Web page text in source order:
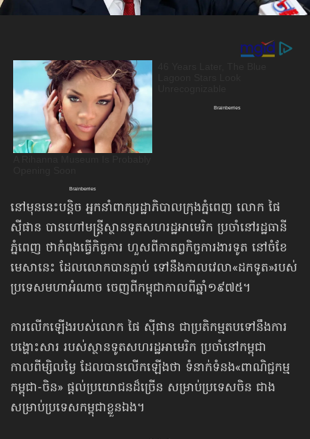
នៅមុននេះបន្តិច អ្នកនាំពាក្យរដ្ឋាភិបាលក្រុងភ្នំពេញ លោក ផៃ
ស៊ីផាន បានហៅមន្ត្រីស្ថានទូតសហរដ្ឋអាមេរិក ប្រចាំនៅរដ្ឋធានី
ភ្នំពេញ ថាកំពុងធ្វើកិច្ចការ ហួសពីកាតព្វកិច្ចការងារទូត នៅចំខែ
មេសានេះ ដែលលោកបានភ្ជាប់ ទៅនឹងកាលវេលា​«ដកទូត»​របស់
ប្រទេសមហាអំណាច ចេញពីកម្ពុជា​កាលពីឆ្នាំ១៩៧៥។
ការលើកឡើងរបស់លោក ផៃ ស៊ីផាន ជាប្រតិកម្មតបទៅនឹងការ
បង្ហោះសារ របស់ស្ថានទូតសហរដ្ឋអាមេរិក ប្រចាំនៅកម្ពុជា
កាលពីម្សិលម្ងៃ ដែលបានលើកឡើងថា​ ទំនាក់ទំនង«ពាណិជ្ជកម្ម​
កម្ពុជា-ចិន» ផ្ដល់ប្រយោជនដ៏ច្រើន សម្រាប់ប្រទេសចិន ជាង
សម្រាប់ប្រទេស​កម្ពុជា​ខ្លួនឯង។